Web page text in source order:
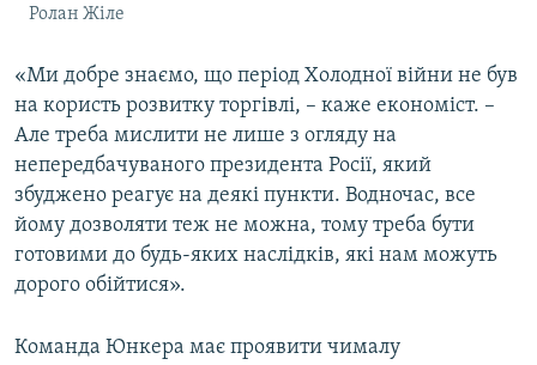
Ролан Жіле
«Ми добре знаємо, що період Холодної війни не був
на користь розвитку торгівлі, – каже економіст. –
Але треба мислити не лише з огляду на
непередбачуваного президента Росії, який
збуджено реагує на деякі пункти. Водночас, все
йому дозволяти теж не можна, тому треба бути
готовими до будь-яких наслідків, які нам можуть
дорого обійтися».
Команда Юнкера має проявити чималу